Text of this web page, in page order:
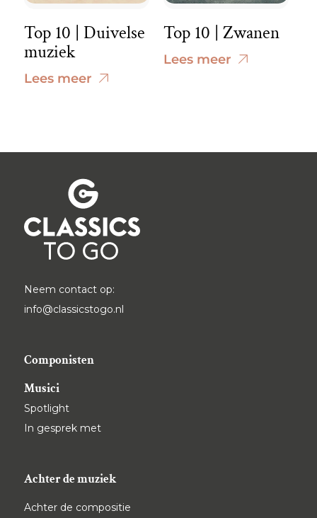
Top 10 | Duivelse
muziek
Lees meer
Top 10 | Zwanen
Lees meer
Neem contact op:
info@classicstogo.nl
Componisten
Musici
Spotlight
In gesprek met
Achter de muziek
Achter de compositie